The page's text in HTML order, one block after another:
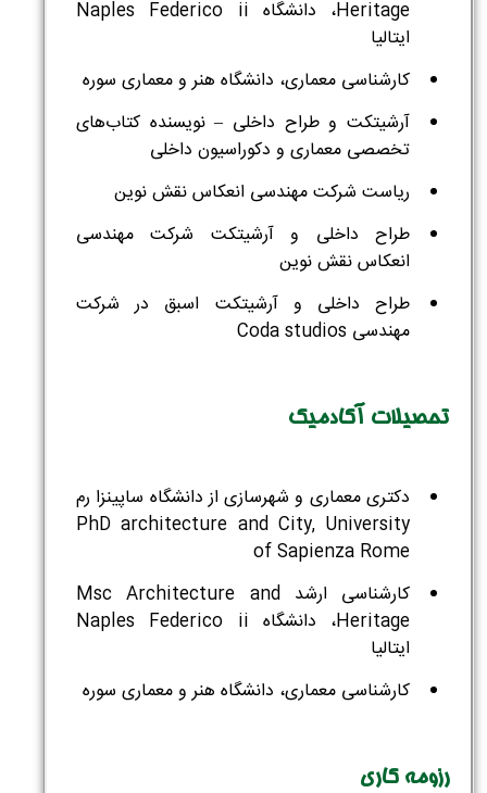
Heritage، دانشگاه Naples Federico ii
ایتالیا
کارشناسی معماری، دانشگاه هنر و معماری سوره
آرشیتکت و طراح داخلی – نویسنده کتاب‌های
تخصصی معماری و دکوراسیون داخلی
ریاست شرکت مهندسی انعکاس نقش نوین
طراح داخلی و آرشیتکت شرکت مهندسی
انعکاس نقش نوین
طراح داخلی و آرشیتکت اسبق در شرکت
مهندسی Coda studios
تحصیلات آکادمیک
دکتری معماری و شهرسازی از دانشگاه ساپینزا رم
PhD architecture and City, University
of Sapienza Rome
کارشناسی ارشد Msc Architecture and
Heritage، دانشگاه Naples Federico ii
ایتالیا
کارشناسی معماری، دانشگاه هنر و معماری سوره
رزومه کاری